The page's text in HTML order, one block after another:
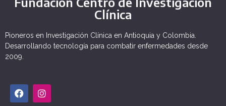
Clínica
Pioneros en Investigación Clínica en Antioquia y Colombia.
Desarrollando tecnología para combatir enfermedades desde
2009.